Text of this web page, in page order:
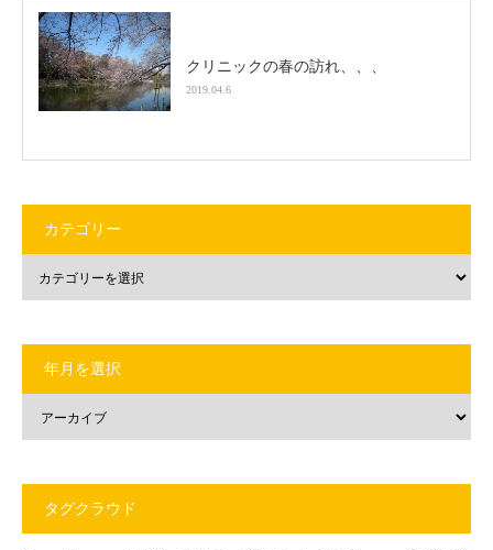
クリニックの春の訪れ、、、
2019.04.6
カテゴリー
年月を選択
タグクラウド